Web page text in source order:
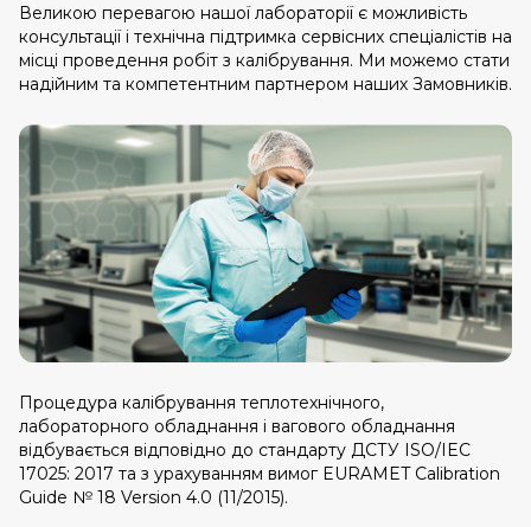
Великою перевагою нашої лабораторії є можливість
консультації і технічна підтримка сервісних спеціалістів на
місці проведення робіт з калібрування. Ми можемо стати
надійним та компетентним партнером наших Замовників.
Процедура калібрування теплотехнічного,
лабораторного обладнання і вагового обладнання
відбувається відповідно до стандарту ДСТУ ISO/IEC
17025: 2017 та з урахуванням вимог EURAMET Calibration
Guide № 18 Version 4.0 (11/2015).